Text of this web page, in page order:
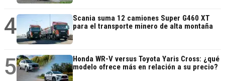
4
Scania suma 12 camiones Super G460 XT
para el transporte minero de alta montaña
5
Honda WR-V versus Toyota Yaris Cross: ¿qué
modelo ofrece más en relación a su precio?